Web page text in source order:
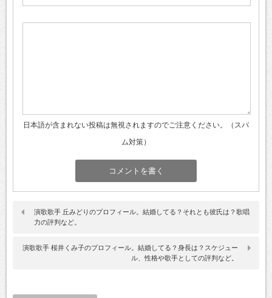
日本語が含まれない投稿は無視されますのでご注意ください。（スパ
ム対策）
演歌歌手 丘みどりのプロフィール。結婚してる？それとも彼氏は？歌唱
力の評判など。
演歌歌手 桜井くみ子のプロフィール。結婚してる？身長は？スケジュー
ル、性格や歌手としての評判など。